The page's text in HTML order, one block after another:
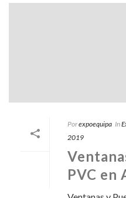
Porexpoequipa In
2019
PVC en